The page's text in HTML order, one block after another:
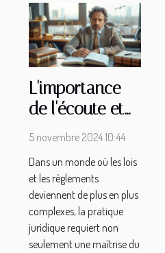
L'importance
de l'écoute et
de la
dans la
pratique
juridique
5 novembre 2024 10:44
Dans un monde où les lois
et les règlements
deviennent de plus en plus
complexes, la pratique
juridique requiert non
seulement une maîtrise du